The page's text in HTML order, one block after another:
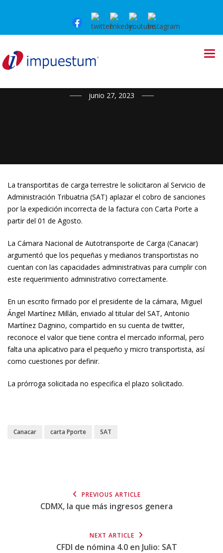
NOTICIAS
junio 27, 2023
La transportitas de carga terrestre le solicitaron al Servicio de
Administración Tribuatria (SAT) aplazar el cobro de sanciones
por la expedición incorrecta de la factura con Carta Porte a
partir del 01 de Agosto.
La Cámara Nacional de Autotransporte de Carga (Canacar)
argumentó que los pequeñas y medianos transportistas no
cuentan con las capacidades administrativas para cumplir con
este requerimiento administrativo correctamente.
En un escrito firmado por el presidente de la cámara, Miguel
Ángel Martínez Millán, enviado al titular del SAT, Antonio
Martínez Dagnino, compartido en su cuenta de twitter,
reconoce el valor que tiene contra el mercado informal, pero
falta una aplicativo para el pequeño y micro transportista, así
como cuestiones por definir.
La prórroga solicitada no especifica el plazo solicitado.
Canacar carta Pporte SAT
PREVIOUS ARTICLE
CDMX, la que más ingresos genera
NEXT ARTICLE
CFDI de nómina 4.0 en Julio: SAT